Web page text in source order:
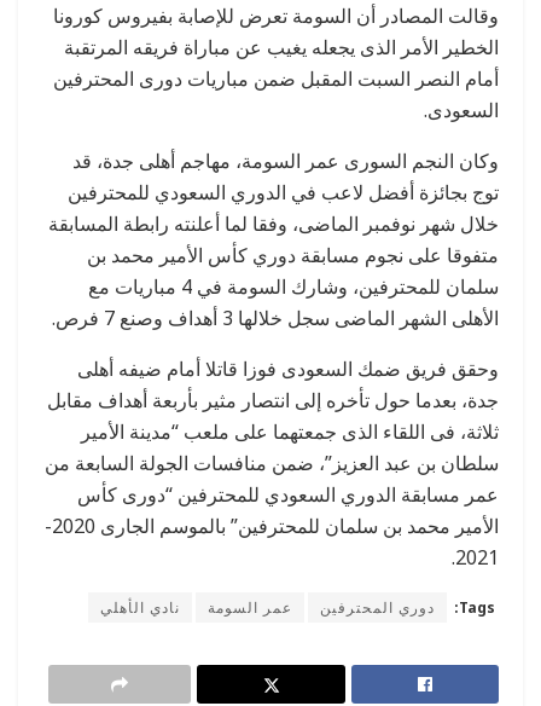
وقالت المصادر أن السومة تعرض للإصابة بفيروس كورونا
الخطير الأمر الذى يجعله يغيب عن مباراة فريقه المرتقبة
أمام النصر السبت المقبل ضمن مباريات دورى المحترفين
السعودى.
وكان النجم السورى عمر السومة، مهاجم أهلى جدة، قد
توج بجائزة أفضل لاعب في الدوري السعودي للمحترفين
خلال شهر نوفمبر الماضى، وفقا لما أعلنته رابطة المسابقة
متفوقا على نجوم مسابقة دوري كأس الأمير محمد بن
سلمان للمحترفين، وشارك السومة في 4 مباريات مع
الأهلى الشهر الماضى سجل خلالها 3 أهداف وصنع 7 فرص.
وحقق فريق ضمك السعودى فوزا قاتلا أمام ضيفه أهلى
جدة، بعدما حول تأخره إلى انتصار مثير بأربعة أهداف مقابل
ثلاثة، فى اللقاء الذى جمعتهما على ملعب “مدينة الأمير
سلطان بن عبد العزيز”، ضمن منافسات الجولة السابعة من
عمر مسابقة الدوري السعودي للمحترفين “دورى كأس
الأمير محمد بن سلمان للمحترفين” بالموسم الجارى 2020-
2021
.
Tags: دوري المحترفين عمر السومة نادي الأهلي